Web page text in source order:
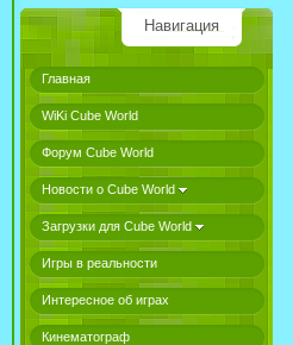
Навигация
Главная
WiKi Cube World
Форум Cube World
Новости о Cube World
Загрузки для Cube World
Игры в реальности
Интересное об играх
Кинематограф